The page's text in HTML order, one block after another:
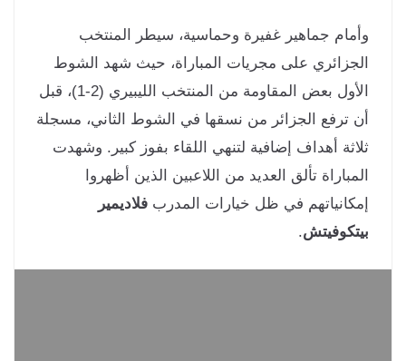
جماهير غفيرة وحماسية، سيطر المنتخب
على مجريات المباراة، حيث شهد الشوط
الأول بعض المقاومة من المنتخب الليبيري (2-1)، قبل
ترفع الجزائر من نسقها في الشوط الثاني، مسجلة
أهداف إضافية لتنهي اللقاء بفوز كبير. وشهدت
تألق العديد من اللاعبين الذين أظهروا
في ظل خيارات المدرب فلاديمير
.